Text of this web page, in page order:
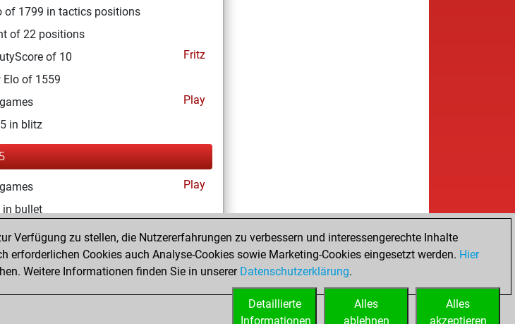
of 1799 in tactics positions
of 22 positions
of 10
Fritz
Elo of 1559
Play
in blitz
Play
in bullet
account Fritz
Verfügung zu stellen, die Nutzererfahrungen zu verbessern und interessengerechte Inhalte
Cookies auch Analyse-Cookies sowie Marketing-Cookies eingesetzt werden. Hier
Weitere Informationen finden Sie in unserer Datenschutzerklärung.
Alles
akzeptieren
Alles
ablehnen
Detaillierte
Informationen